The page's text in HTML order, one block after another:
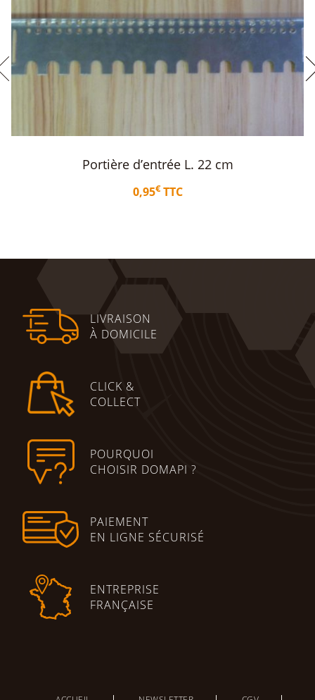
Portière d’entrée Nicot blanche
LIVRAISON
À DOMICILE
CLICK &
COLLECT
POURQUOI
CHOISIR DOMAPI ?
PAIEMENT
EN LIGNE SÉCURISÉ
ENTREPRISE
FRANÇAISE